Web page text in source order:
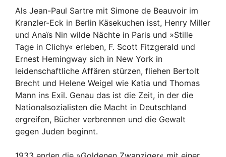
Als Jean-Paul Sartre mit Simone de Beauvoir im
Kranzler-Eck in Berlin Käsekuchen isst, Henry Miller
und Anaïs Nin wilde Nächte in Paris und »Stille
Tage in Clichy« erleben, F. Scott Fitzgerald und
Ernest Hemingway sich in New York in
leidenschaftliche Affären stürzen, fliehen Bertolt
Brecht und Helene Weigel wie Katia und Thomas
Mann ins Exil. Genau das ist die Zeit, in der die
Nationalsozialisten die Macht in Deutschland
ergreifen, Bücher verbrennen und die Gewalt
gegen Juden beginnt.